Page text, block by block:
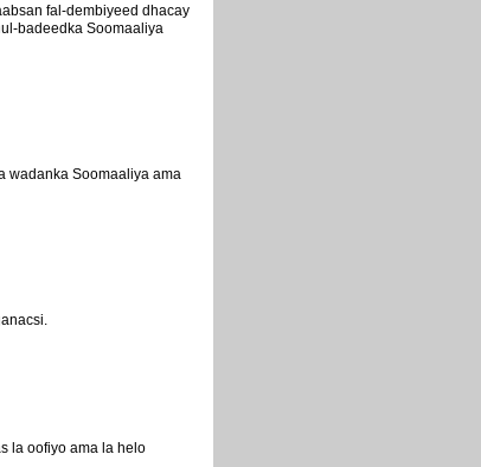
fal-dembiyeed dhacay
badeedka Soomaaliya
wadanka Soomaaliya ama
la oofiyo ama la helo